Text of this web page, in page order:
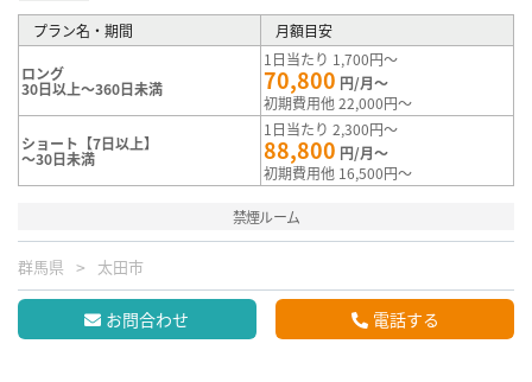
プラン名・期間 月額目安
ロング
30日以上～360日未満
1日当たり 1,700円～
70,800 円/月～
初期費用他 22,000円～
ショート【7日以上】
～30日未満
1日当たり 2,300円～
88,800 円/月～
初期費用他 16,500円～
禁煙ルーム
群馬県 太田市
お問合わせ 電話する